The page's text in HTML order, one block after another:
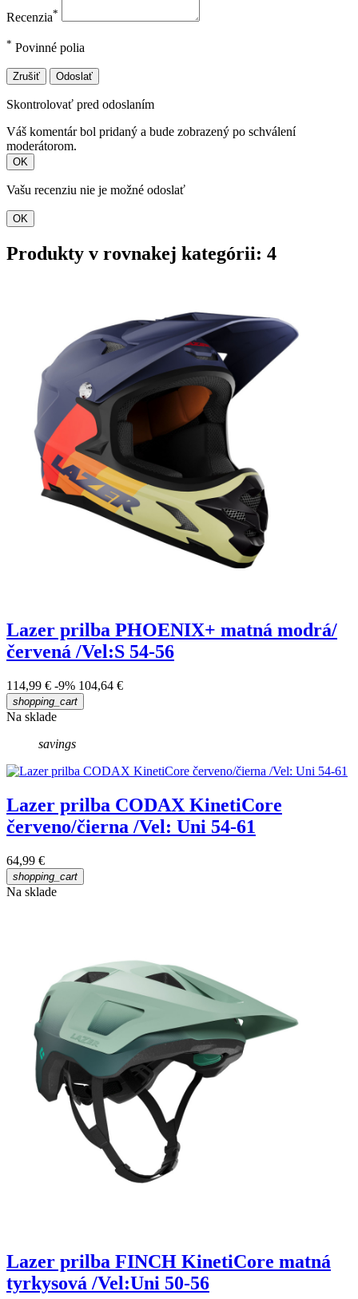
Recenzia*
* Povinné polia
Zrušiť Odoslať
Skontrolovať pred odoslaním
Váš komentár bol pridaný a bude zobrazený po schválení
moderátorom.
OK
Vašu recenziu nie je možné odoslať
OK
Produkty v rovnakej kategórii: 4
Lazer prilba PHOENIX+ matná modrá/
červená /Vel:S 54-56
114,99 € -9% 104,64 €
shopping_cart
Na sklade
savings
Lazer prilba CODAX KinetiCore
červeno/čierna /Vel: Uni 54-61
64,99 €
shopping_cart
Na sklade
Lazer prilba FINCH KinetiCore matná
tyrkysová /Vel:Uni 50-56